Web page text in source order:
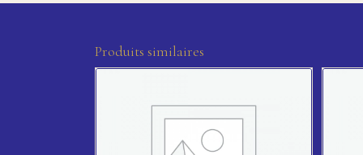
Produits similaires